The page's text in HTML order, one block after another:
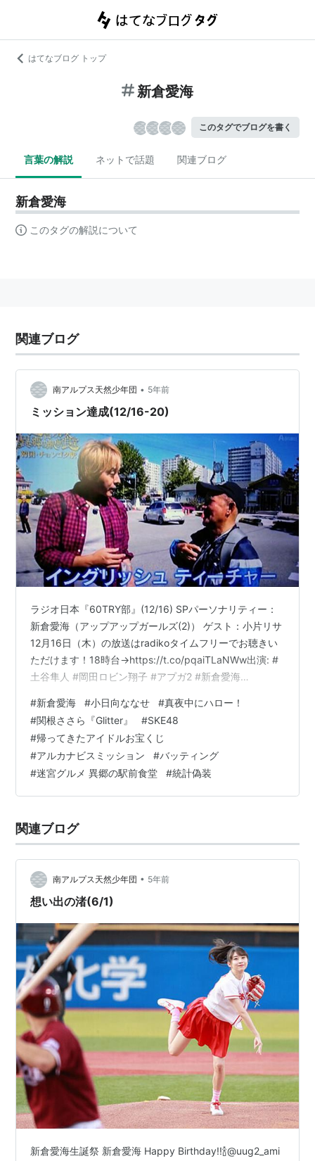
はてなブログ トップ
新倉愛海
このタグでブログを書く
言葉の解説 ネットで話題 関連ブログ
新倉愛海
このタグの解説について
関連ブログ
南アルプス天然少年団 • 5年前
ミッション達成(12/16-20)
ラジオ日本『60TRY部』(12/16) SPパーソナリティー：
新倉愛海（アップアップガールズ(2)） ゲスト：小片リサ
12月16日（木）の放送はradikoタイムフリーでお聴きい
ただけます！18時台→https://t.co/pqaiTLaNWw出演: #
土谷隼人 #岡田ロビン翔子 #アプガ2 #新倉愛海
ＲＹ部 ❆🍊❆ (@try1422) December 16, 2021 ameblo.jp
アップアップガールズ（２）の 新倉愛海ちゃんとは初め
ましてでした🧡 SATOYAMAイベントとかで会っていな…
#新倉愛海 #小日向ななせ #真夜中にハロー！
#関根ささら『Glitter』 #SKE48
#帰ってきたアイドルお宝くじ
#アルカナビスミッション #バッティング
#迷宮グルメ 異郷の駅前食堂 #統計偽装
関連ブログ
南アルプス天然少年団 • 5年前
想い出の渚(6/1)
新倉愛海生誕祭 新倉愛海 Happy Birthday!!🍾@uug2_ami